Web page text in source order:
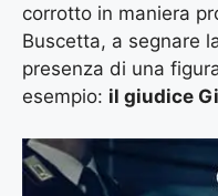
corrotto in maniera
Buscetta, a segnare
presenza di una
esempio: il giudice